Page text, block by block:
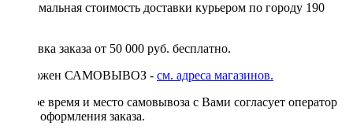
Минимальная стоимость доставки курьером по городу 190
Доставка заказа от 50 000 руб. бесплатно.
Возможен САМОВЫВОЗ - см. адреса магазинов.
Точное время и место самовывоза с Вами согласует оператор
после оформления заказа.